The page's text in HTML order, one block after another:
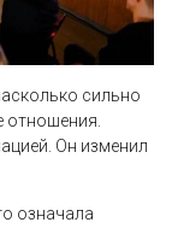
сильно
отношения.
Он изменил
означала